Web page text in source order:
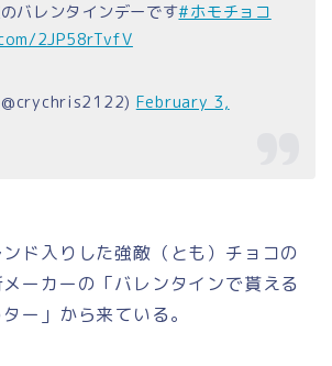
バレンタインデーです#ホモチョコ
2JP58rTvfV
February 3,
ド入りした強敵（とも）チョコの
ーカーの「バレンタインで貰える
ー」から来ている。